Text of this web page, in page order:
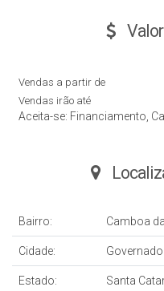
Vendas a partir de
Vendas irão até
Aceita-se: Financiamento,
Bairro: Camboa
Cidade:
Estado: Santa